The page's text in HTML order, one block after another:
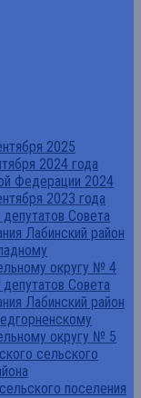
2025
2024 года
Федерации 2024
2023 года
Совета
Лабинский район
округу № 4
Совета
Лабинский район
округу № 5
сельского
поселения